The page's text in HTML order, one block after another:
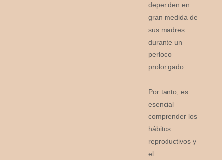
dependen en
gran medida de
sus madres
durante un
periodo
prolongado.
Por tanto, es
esencial
comprender los
hábitos
reproductivos y
el